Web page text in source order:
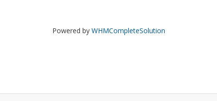
Powered by WHMCompleteSolution